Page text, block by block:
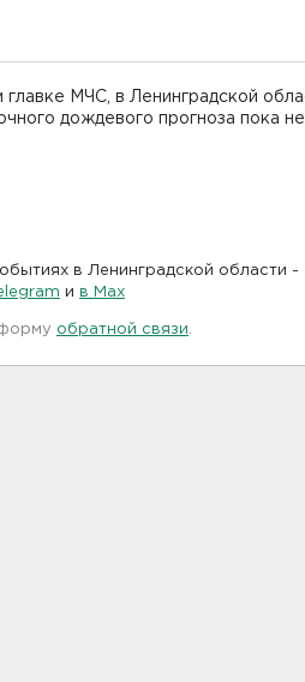
МЧС, в Ленинградской
дождевого прогноза пока
в Ленинградской области -
и в Maх
обратной связи